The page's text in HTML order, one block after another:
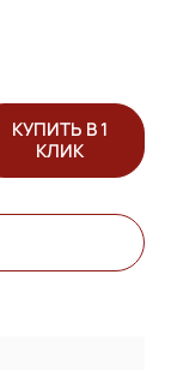
КУПИТЬ В 1
КЛИК